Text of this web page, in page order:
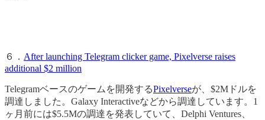
６． After launching Telegram clicker game, Pixelverse raises
additional $2 million
Telegramベースのゲームを開発するPixelverseが、$2Mドルを
調達しました。Galaxy Interactiveなどから調達しています。1
ヶ月前には$5.5Mの調達を発表していて、Delphi Ventures、